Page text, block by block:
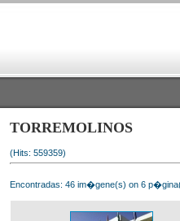
TORREMOLINOS
(Hits: 559359)
Encontradas: 46 im�gene(s) on 6